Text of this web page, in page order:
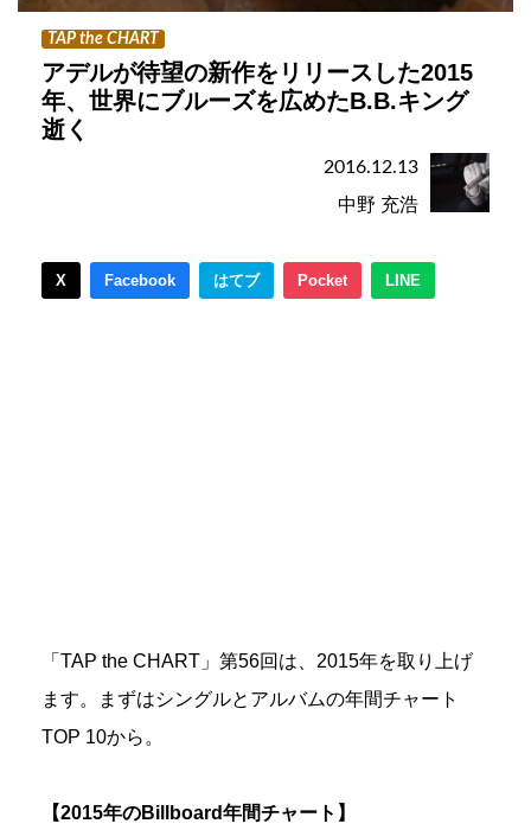
TAP the CHART
アデルが待望の新作をリリースした2015
年、世界にブルーズを広めたB.B.キング
逝く
2016.12.13
中野 充浩
X Facebook はてブ Pocket LINE
「TAP the CHART」第56回は、2015年を取り上げ
ます。まずはシングルとアルバムの年間チャート
TOP 10から。
【2015年のBillboard年間チャート】